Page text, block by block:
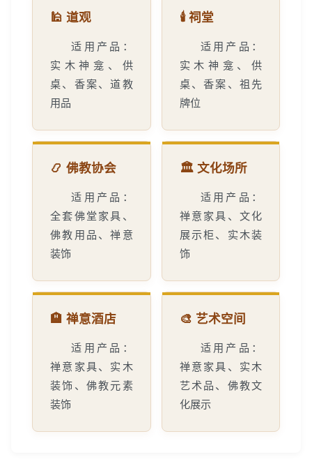
🕌 道观
适用产品：
实木神龛、供
桌、香案、道教
用品
🕯️ 祠堂
适用产品：
实木神龛、供
桌、香案、祖先
牌位
📿 佛教协会
适用产品：
全套佛堂家具、
佛教用品、禅意
装饰
🏛️ 文化场所
适用产品：
禅意家具、文化
展示柜、实木装
饰
🏨 禅意酒店
适用产品：
禅意家具、实木
装饰、佛教元素
装饰
🎨 艺术空间
适用产品：
禅意家具、实木
艺术品、佛教文
化展示